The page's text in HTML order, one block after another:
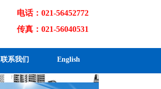
电话：021-56452772
传真：021-56040531
联系我们 English